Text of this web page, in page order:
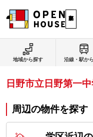
地域から探す 沿線・駅か
日野市立日野第一
周辺の物件を探す